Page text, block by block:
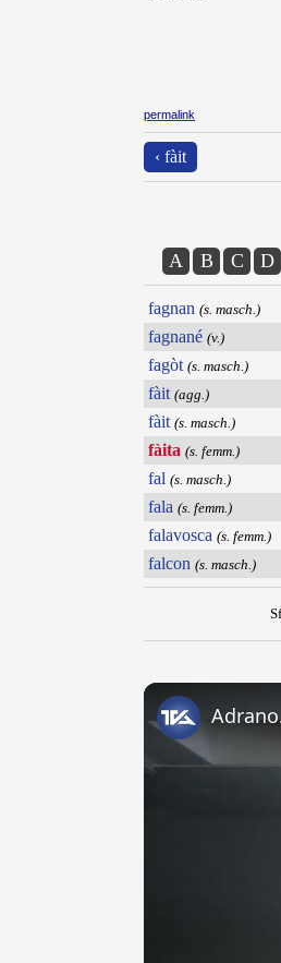
permalink
‹ fàit
A B C D
fagnan (s. masch.)
fagnané (v.)
fagòt (s. masch.)
fàit (agg.)
fàit (s. masch.)
fàita (s. femm.)
fal (s. masch.)
fala (s. femm.)
falavosca (s. femm.)
falcon (s. masch.)